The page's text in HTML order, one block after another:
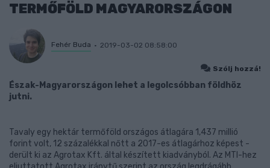
TERMŐFÖLD MAGYARORSZÁGON
Fehér Buda 2019-03-02 08:58:00
Szólj hozzá!
Észak-Magyarországon lehet a legolcsóbban földhöz
jutni.
Tavaly egy hektár termőföld országos átlagára 1,437 millió
forint volt, 12 százalékkal nőtt a 2017-es átlagárhoz képest -
derült ki az Agrotax Kft. által készített kiadványból. Az MTI-hez